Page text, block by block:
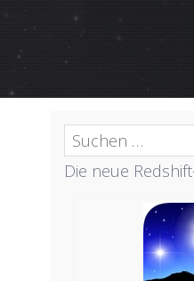
Suchen
nach:
Die neue